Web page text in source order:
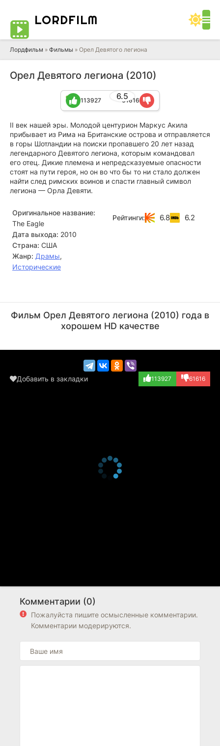
LORDFILM
Лордфильм » Фильмы » Орел Девятого легиона
Орел Девятого легиона (2010)
6.5
113927 61616
II век нашей эры. Молодой центурион Маркус Акила
прибывает из Рима на Британские острова и отправляется
в горы Шотландии на поиски пропавшего 20 лет назад
легендарного Девятого легиона, которым командовал
его отец. Дикие племена и непредсказуемые опасности
стоят на пути героя, но он во что бы то ни стало должен
найти след римских воинов и спасти главный символ
легиона — Орла Девяти.
Оригинальное название:
The Eagle
Дата выхода: 2010
Страна: США
Жанр: Драмы,
Исторические
Рейтинги: 6.8 6.2
(Uncle Aquila)
(Centurion, в ти...)
Фильм Орел Девятого легиона (2010) года в
хорошем HD качестве
Добавить в закладки 113927 61616
Комментарии (0)
Пожалуйста пишите осмысленные комментарии.
Комментарии модерируются.